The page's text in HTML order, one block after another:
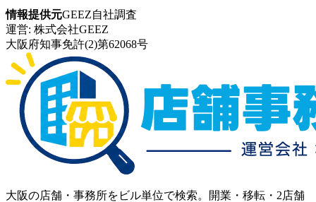
情報提供元GEEZ自社調査
運営: 株式会社GEEZ
大阪府知事免許(2)第62068号
大阪の店舗・事務所をビル単位で検索。開業・移転・2店舗